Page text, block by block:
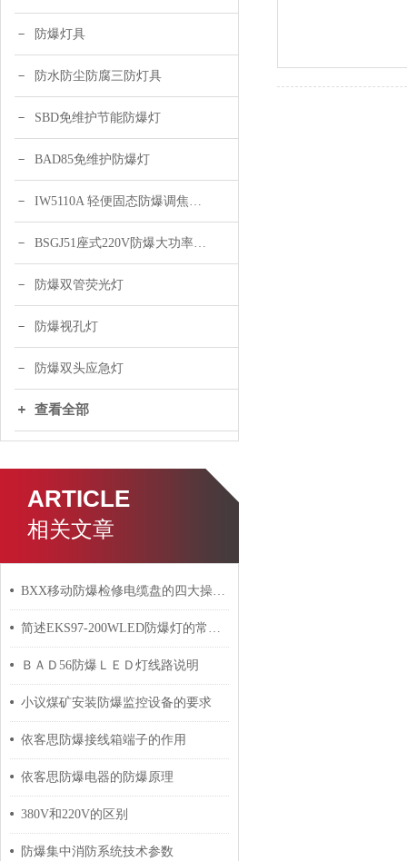
防爆灯具
防水防尘防腐三防灯具
SBD免维护节能防爆灯
BAD85免维护防爆灯
IW5110A 轻便固态防爆调焦头灯
BSGJ51座式220V防爆大功率声光报警器 绿色 黄色
防爆双管荧光灯
防爆视孔灯
防爆双头应急灯
查看全部
ARTICLE
相关文章
BXX移动防爆检修电缆盘的四大操作原则分享
简述EKS97-200WLED防爆灯的常见故障相应解决方法
ＢＡＤ56防爆ＬＥＤ灯线路说明
小议煤矿安装防爆监控设备的要求
依客思防爆接线箱端子的作用
依客思防爆电器的防爆原理
380V和220V的区别
防爆集中消防系统技术参数